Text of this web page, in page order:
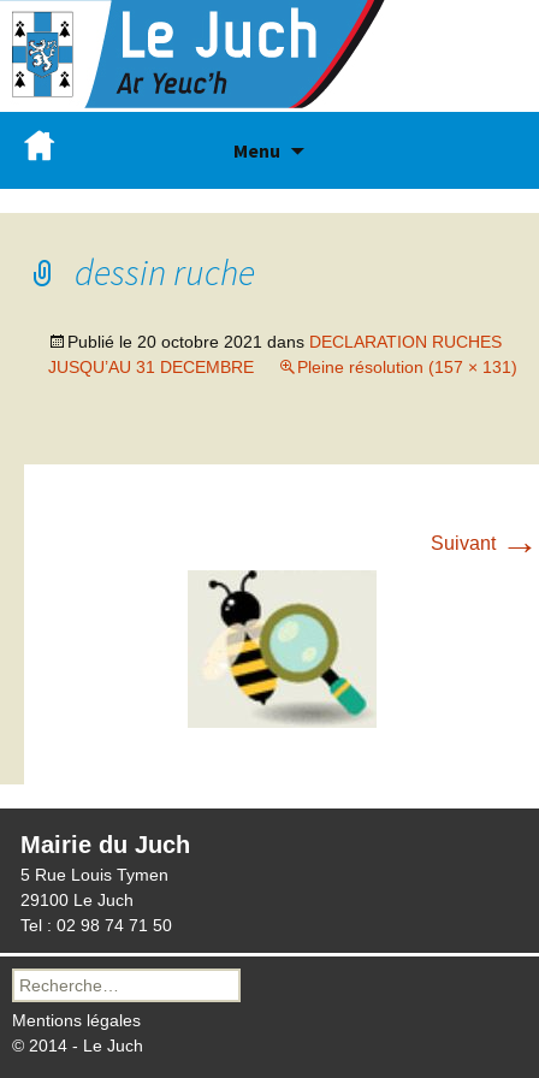
Menu
dessin ruche
Publié le 20 octobre 2021 dans DECLARATION RUCHES
JUSQU’AU 31 DECEMBRE
Pleine résolution (157 × 131)
Suivant →
Mairie du Juch
5 Rue Louis Tymen
29100 Le Juch
Tel : 02 98 74 71 50
Recherche
pour :
Mentions légales
© 2014 - Le Juch